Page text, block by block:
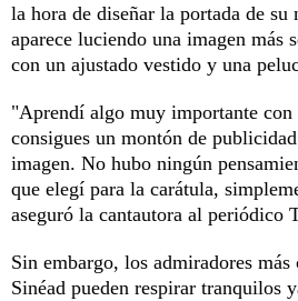
la hora de diseñar la portada de su
aparece luciendo una imagen más
con un ajustado vestido y una
"Aprendí algo muy importante
consigues un montón de
imagen. No hubo ningún
que elegí para la carátula,
aseguró la cantautora al periódico
Sin embargo, los admiradores más
Sinéad pueden respirar tranquilos